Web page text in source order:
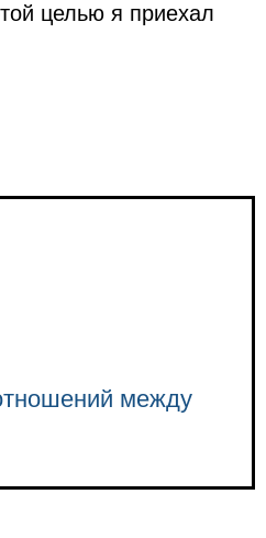
целью я приехал
между